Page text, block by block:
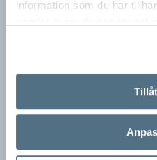
information som du har